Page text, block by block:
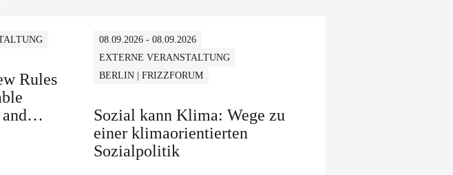
Rules
08.09.2026 - 08.09.2026
EXTERNE VERANSTALTUNG
BERLIN | FRIZZFORUM
Sozial kann Klima: Wege zu
einer klimaorientierten
Sozialpolitik